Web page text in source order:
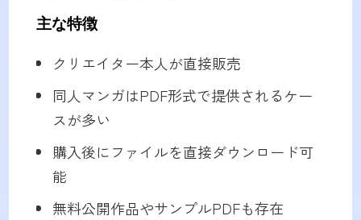
主な特徴
クリエイター本人が直接販売
同人マンガはPDF形式で提供されるケー
スが多い
購入後にファイルを直接ダウンロード可
能
無料公開作品やサンプルPDFも存在